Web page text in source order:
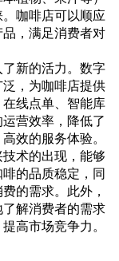
咖啡店可以顺应
，满足消费者对
新的活力。数字
，为咖啡店提供
线点单、智能库
营效率，降低了
效的服务体验。
术的出现，能够
的品质稳定，同
的需求。此外，
解消费者的需求
高市场竞争力。